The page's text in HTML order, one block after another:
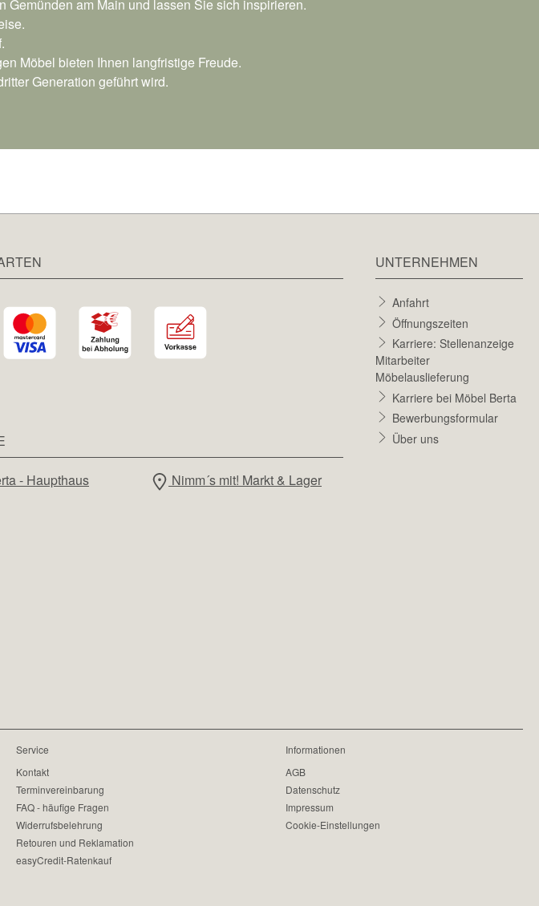
am Main und lassen Sie sich inspirieren.
Möbel bieten Ihnen langfristige Freude.
Generation geführt wird.
- Haupthaus Nimm´s mit! Markt & Lager
UNTERNEHMEN
Anfahrt
Öffnungszeiten
Karriere: Stellenanzeige
Mitarbeiter
Möbelauslieferung
Karriere bei Möbel Berta
Bewerbungsformular
Über uns
Service
Kontakt
Terminvereinbarung
FAQ - häufige Fragen
Widerrufsbelehrung
Retouren und Reklamation
easyCredit-Ratenkauf
Informationen
AGB
Datenschutz
Impressum
Cookie-Einstellungen